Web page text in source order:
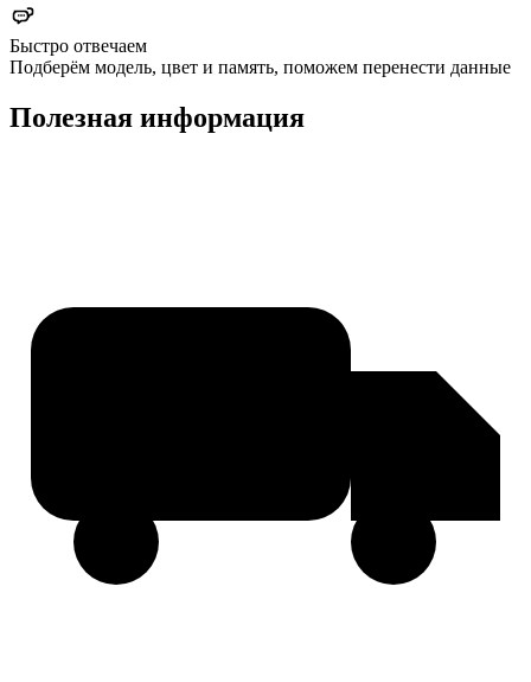
Быстро отвечаем
Подберём модель, цвет и память, поможем перенести данные
Полезная информация